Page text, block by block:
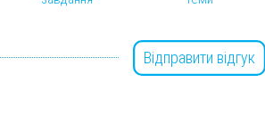
Відправити відгук